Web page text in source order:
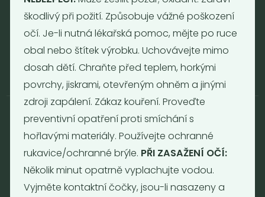
Obchodní podmínky
Reklamační formulář
GDPR
Kolektiv
© 2017 - 2026 | Nebaleno.eu
Web od
škodlivý při požití. Způsobuje vážné poškození
očí. Je-li nutná lékařská pomoc, mějte po ruce
obal nebo štítek výrobku. Uchovávejte mimo
dosah dětí. Chraňte před teplem, horkými
povrchy, jiskrami, otevřeným ohněm a jinými
zdroji zapálení. Zákaz kouření. Proveďte
preventivní opatření proti smíchání s
hořlavými materiály. Používejte ochranné
rukavice/ochranné brýle. PŘI ZASAŽENÍ OČÍ:
Několik minut opatrně vyplachujte vodou.
Vyjměte kontaktní čočky, jsou-li nasazeny a